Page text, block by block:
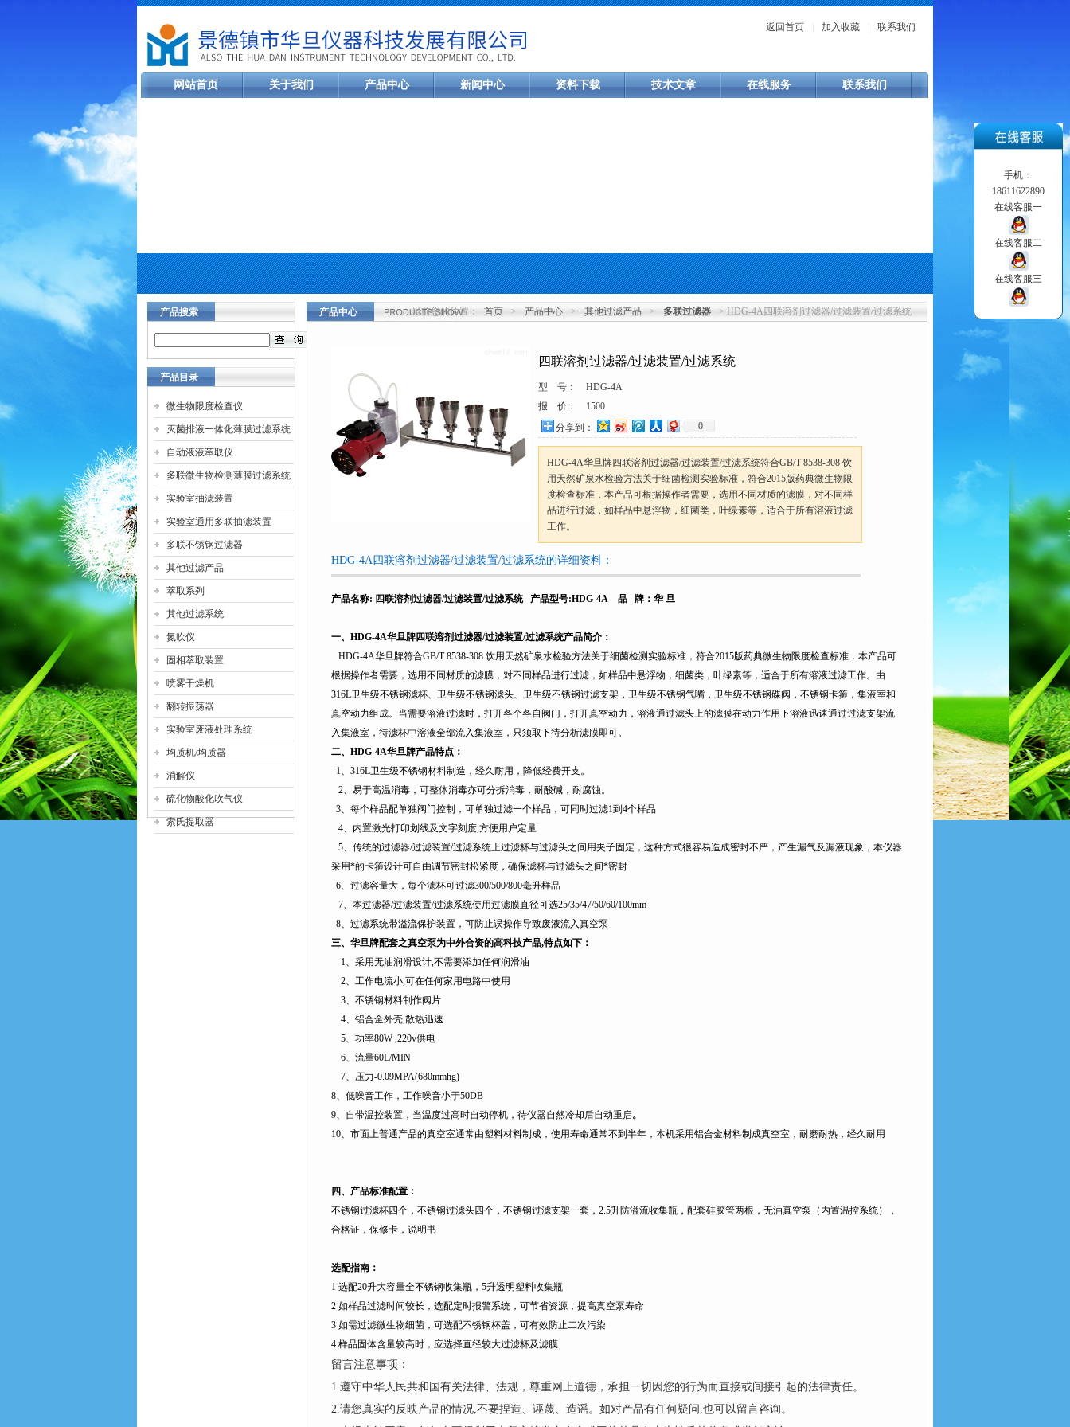
返回首页 加入收藏 联系我们
网站首页 关于我们 产品中心 新闻中心 资料下载 技术文章 在线服务 联系我们
产品搜索
产品目录
微生物限度检查仪
灭菌排液一体化薄膜过滤系统
自动液液萃取仪
多联微生物检测薄膜过滤系统
实验室抽滤装置
实验室通用多联抽滤装置
多联不锈钢过滤器
其他过滤产品
萃取系列
其他过滤系统
氮吹仪
固相萃取装置
喷雾干燥机
翻转振荡器
实验室废液处理系统
均质机/均质器
消解仪
硫化物酸化吹气仪
索氏提取器
产品中心 当前您的位置： 首页 > 产品中心 > 其他过滤产品 > 多联过滤器 > HDG-4A四联溶剂过滤器/过滤装置/过滤系统
四联溶剂过滤器/过滤装置/过滤系统
型 号：
HDG-4A
报 价：
1500
分享到：
0
HDG-4A华旦牌四联溶剂过滤器/过滤装置/过滤系统符合GB/T 8538-308 饮
用天然矿泉水检验方法关于细菌检测实验标准，符合2015版药典微生物限
度检查标准．本产品可根据操作者需要，选用不同材质的滤膜，对不同样
品进行过滤，如样品中悬浮物，细菌类，叶绿素等，适合于所有溶液过滤
工作。
HDG-4A四联溶剂过滤器/过滤装置/过滤系统的详细资料：
产品名称: 四联溶剂过滤器/过滤装置/过滤系统 产品型号:HDG-4A 品 牌：华 旦
一、 HDG-4A华旦牌四联溶剂过滤器/过滤装置/过滤系统产品简介：
HDG-4A华旦牌符合GB/T 8538-308 饮用天然矿泉水检验方法关于细菌检测实验标准，符合2015版药典微生物限度检查标准．本产品可
根据操作者需要，选用不同材质的滤膜，对不同样品进行过滤，如样品中悬浮物，细菌类，叶绿素等，适合于所有溶液过滤工作。由
316L卫生级不锈钢滤杯、卫生级不锈钢滤头、卫生级不锈钢过滤支架，卫生级不锈钢气嘴，卫生级不锈钢碟阀，不锈钢卡箍，集液室和
真空动力组成。当需要溶液过滤时，打开各个各自阀门，打开真空动力，溶液通过滤头上的滤膜在动力作用下溶液迅速通过过滤支架流
入集液室，待滤杯中溶液全部流入集液室，只须取下待分析滤膜即可。
二、 HDG-4A华旦牌产品特点：
1、 316L卫生级不锈钢材料制造，经久耐用，降低经费开支。
2、易于高温消毒，可整体消毒亦可分拆消毒，耐酸碱，耐腐蚀。
3、每个样品配单独阀门控制，可单独过滤一个样品，可同时过滤1到4个样品
4、内置激光打印划线及文字刻度,方便用户定量
5、传统的过滤器/过滤装置/过滤系统上过滤杯与过滤头之间用夹子固定，这种方式很容易造成密封不严，产生漏气及漏液现象，本仪器
采用*的卡箍设计可自由调节密封松紧度，确保滤杯与过滤头之间*密封
6、过滤容量大，每个滤杯可过滤300/500/800毫升样品
7、本过滤器/过滤装置/过滤系统使用过滤膜直径可选25/35/47/50/60/100mm
8、过滤系统带溢流保护装置，可防止误操作导致废液流入真空泵
三、华旦牌配套之真空泵为中外合资的高科技产品,特点如下：
1、采用无油润滑设计,不需要添加任何润滑油
2、工作电流小,可在任何家用电路中使用
3、不锈钢材料制作阀片
4、铝合金外壳,散热迅速
5、功率80W ,220v供电
6、流量60L/MIN
7、压力-0.09MPA(680mmhg)
8、低噪音工作，工作噪音小于50DB
9、自带温控装置，当温度过高时自动停机，待仪器自然冷却后自动重启。
10、市面上普通产品的真空室通常由塑料材料制成，使用寿命通常不到半年，本机采用铝合金材料制成真空室，耐磨耐热，经久耐用
四、产品标准配置：
不锈钢过滤杯四个，不锈钢过滤头四个，不锈钢过滤支架一套， 2.5升防溢流收集瓶，配套硅胶管两根，无油真空泵（内置温控系统），
合格证，保修卡，说明书
选配指南：
1 选配20升大容量全不锈钢收集瓶， 5升透明塑料收集瓶
2 如样品过滤时间较长，选配定时报警系统，可节省资源，提高真空泵寿命
3 如需过滤微生物细菌，可选配不锈钢杯盖，可有效防止二次污染
4 样品固体含量较高时，应选择直径较大过滤杯及滤膜
留言注意事项：
1.遵守中华人民共和国有关法律、法规，尊重网上道德，承担一切因您的行为而直接或间接引起的法律责任。
2.请您真实的反映产品的情况,不要捏造、诬蔑、造谣。如对产品有任何疑问,也可以留言咨询。
手机：
18611622890
在线客服一
在线客服二
在线客服三